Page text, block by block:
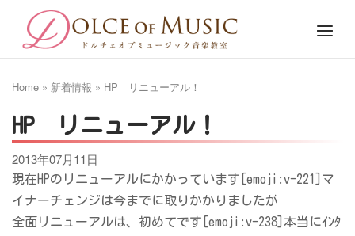
content
Home
Menu
Home » 新着情報 » HP リニューアル！
HP リニューアル！
2013年07月11日
現在HPのリニューアルにかかっています[emoji:v-221]マ
イナーチェンジは今までに取りかかりましたが
全面リニューアルは、初めてです[emoji:v-238]本当にｲﾝﾀ